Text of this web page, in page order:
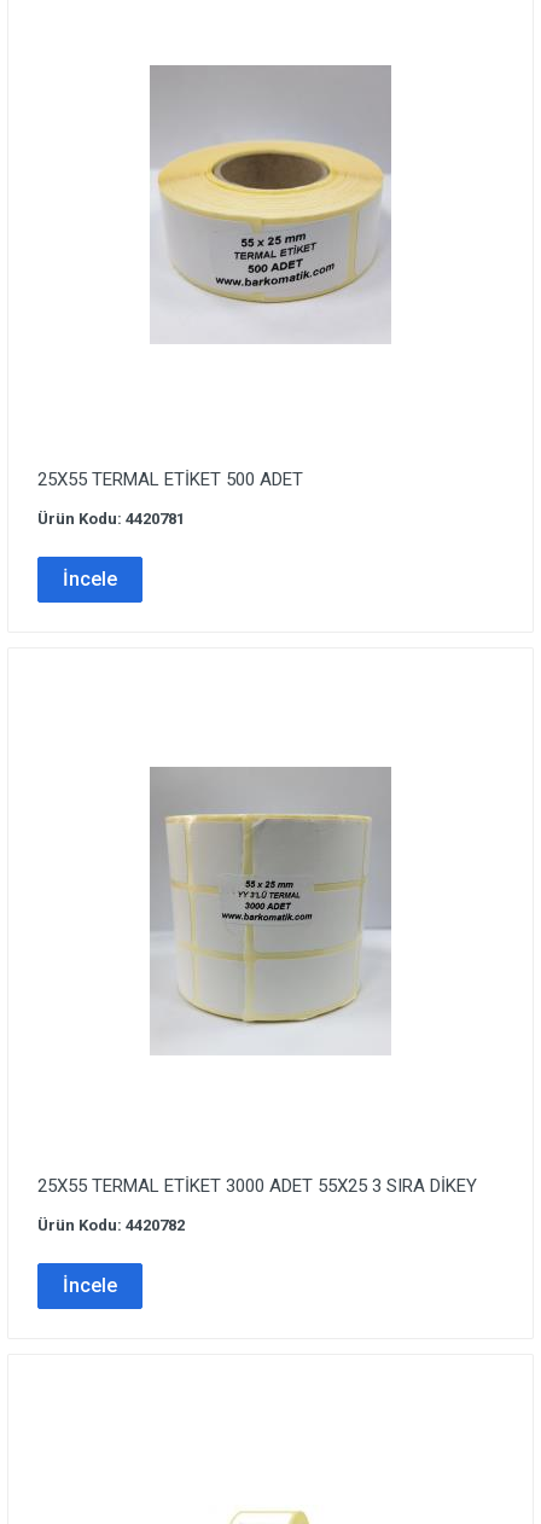
25X55 TERMAL ETİKET 500 ADET
Ürün Kodu: 4420781
İncele
25X55 TERMAL ETİKET 3000 ADET 55X25 3 SIRA DİKEY
Ürün Kodu: 4420782
İncele